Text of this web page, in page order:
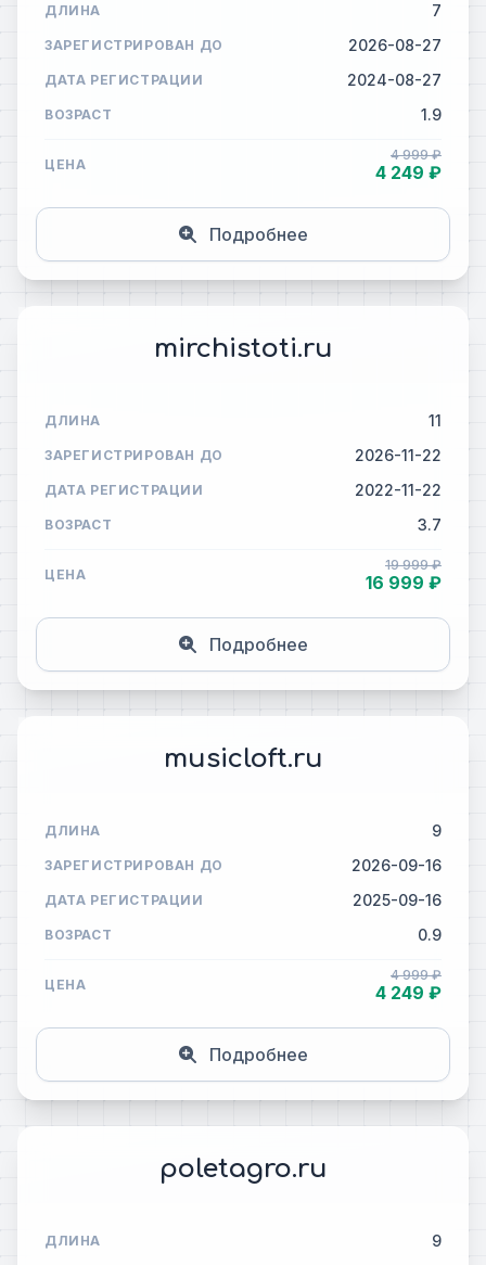
ДЛИНА 7
ЗАРЕГИСТРИРОВАН ДО 2026-08-27
ДАТА РЕГИСТРАЦИИ 2024-08-27
ВОЗРАСТ 1.9
ЦЕНА
4 999 ₽
4 249 ₽
Подробнее
mirchistoti.ru
ДЛИНА 11
ЗАРЕГИСТРИРОВАН ДО 2026-11-22
ДАТА РЕГИСТРАЦИИ 2022-11-22
ВОЗРАСТ 3.7
ЦЕНА
19 999 ₽
16 999 ₽
Подробнее
musicloft.ru
ДЛИНА 9
ЗАРЕГИСТРИРОВАН ДО 2026-09-16
ДАТА РЕГИСТРАЦИИ 2025-09-16
ВОЗРАСТ 0.9
ЦЕНА
4 999 ₽
4 249 ₽
Подробнее
poletagro.ru
ДЛИНА 9